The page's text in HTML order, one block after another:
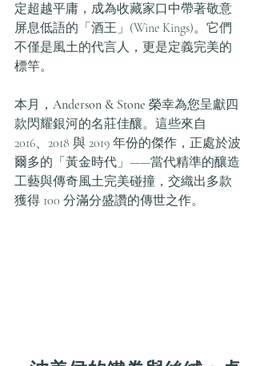
定超越平庸，成為收藏家口中帶著敬意
屏息低語的「酒王」(Wine Kings)。它們
不僅是風土的代言人，更是定義完美的
標竿。
本月， Anderson & Stone 榮幸為您呈獻四
款閃耀銀河的名莊佳釀。這些來自
2016、2018 與 2019 年份的傑作，正處於波
爾多的「黃金時代」——當代精準的釀造
工藝與傳奇風土完美碰撞，交織出多款
獲得 100 分滿分盛讚的傳世之作。